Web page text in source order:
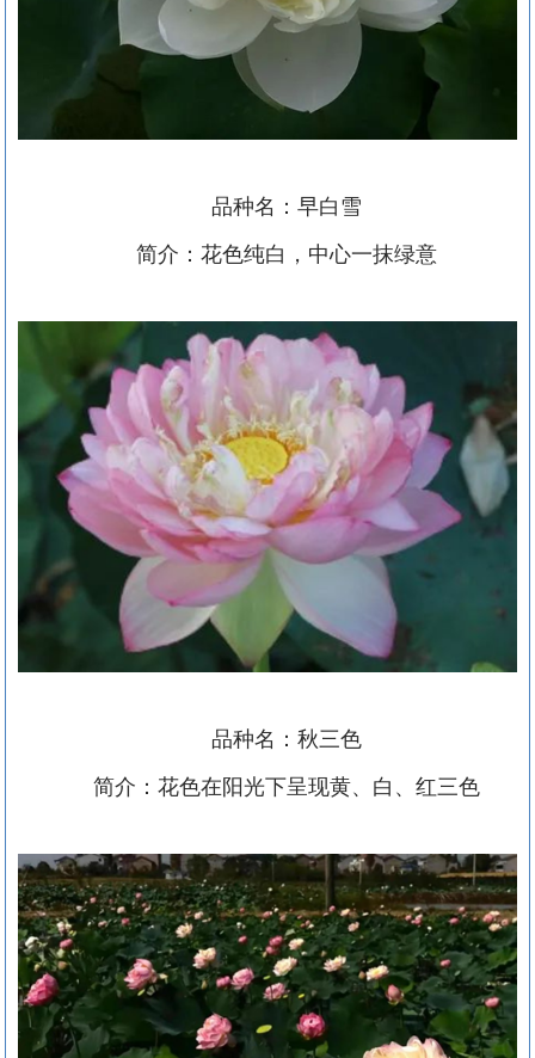
品种名：早白雪
简介：花色纯白，中心一抹绿意
品种名：秋三色
简介：花色在阳光下呈现黄、白、红三色